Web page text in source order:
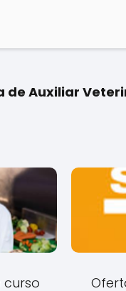
de Auxiliar
curso